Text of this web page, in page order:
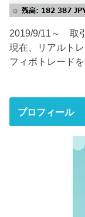
2019/9/11～ 取
現在、リアルト
フィボトレード
プロフィール